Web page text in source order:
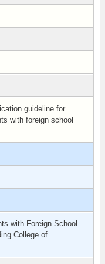
guideline for
with foreign school
with Foreign School
College of